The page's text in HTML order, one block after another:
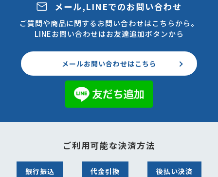
メール,LINEでのお問い合わせ
ご質問や商品に関するお問い合わせはこちらから。
LINEお問い合わせはお友達追加ボタンから
メールお問い合わせはこちら
ご利用可能な決済方法
銀行振込 代金引換 後払い決済